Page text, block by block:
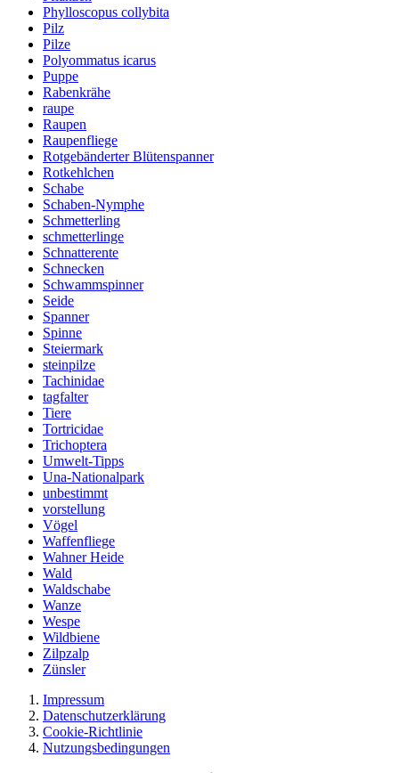
Phylloscopus collybita
Pilz
Pilze
Polyommatus icarus
Puppe
Rabenkrähe
raupe
Raupen
Raupenfliege
Rotgebänderter Blütenspanner
Rotkehlchen
Schabe
Schaben-Nymphe
Schmetterling
schmetterlinge
Schnatterente
Schnecken
Schwammspinner
Seide
Spanner
Spinne
Steiermark
steinpilze
Tachinidae
tagfalter
Tiere
Tortricidae
Trichoptera
Umwelt-Tipps
Una-Nationalpark
unbestimmt
vorstellung
Vögel
Waffenfliege
Wahner Heide
Wald
Waldschabe
Wanze
Wespe
Wildbiene
Zilpzalp
Zünsler
Impressum
Datenschutzerklärung
Cookie-Richtlinie
Nutzungsbedingungen